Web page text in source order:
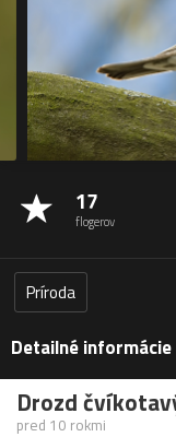
17
flogerov
Príroda
Detailné informácie
Drozd
pred 10 rokmi